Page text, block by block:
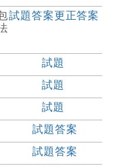
試題答案更正答案
試題
試題
試題
試題答案
試題答案